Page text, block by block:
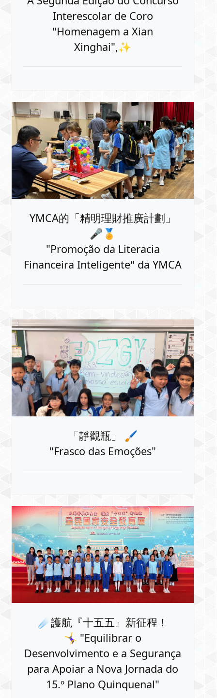
Interescolar de Coro
"Homenagem a Xian
Xinghai",✨
YMCA的「精明理財推廣計劃」
🎤🏅
"Promoção da Literacia
Financeira Inteligente" da YMCA
「靜觀瓶」 🖌️
"Frasco das Emoções"️
☄️護航『十五五』新征程！
🤸‍♀️ "Equilibrar o
Desenvolvimento e a Segurança
para Apoiar a Nova Jornada do
15.º Plano Quinquenal"